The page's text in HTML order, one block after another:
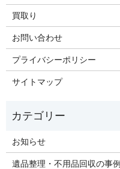
買取り
お問い合わせ
プライバシーポリシー
サイトマップ
お知らせ
遺品整理・不用品回収の事例